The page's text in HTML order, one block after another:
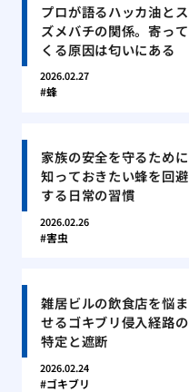
プロが語るハッカ油とス
ズメバチの関係。寄って
くる原因は匂いにある
2026.02.27
蜂
家族の安全を守るために
知っておきたい蜂を回避
する日常の習慣
2026.02.26
害虫
雑居ビルの飲食店を悩ま
せるゴキブリ侵入経路の
特定と遮断
2026.02.24
ゴキブリ